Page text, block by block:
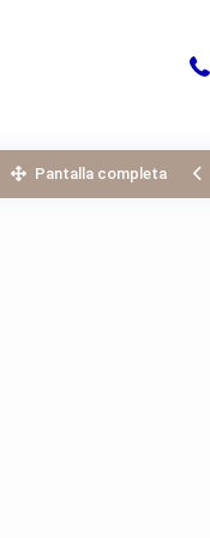
Pantalla completa